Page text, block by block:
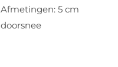
Afmetingen: 5 cm
doorsnee